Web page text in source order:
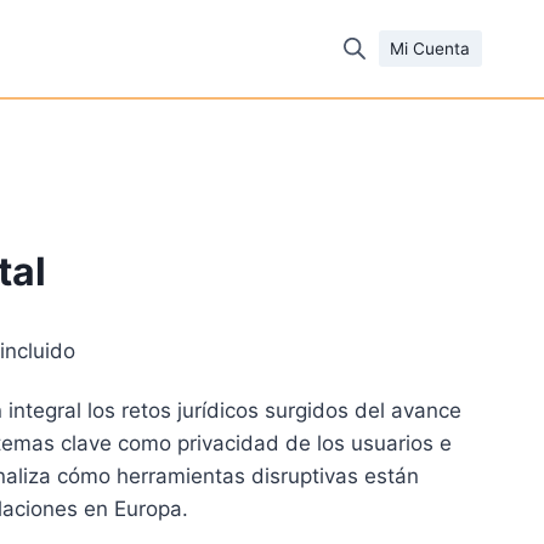
Mi Cuenta
€.
integral los retos jurídicos surgidos del avance
clave como privacidad de los usuarios e
cómo herramientas disruptivas están
en Europa.